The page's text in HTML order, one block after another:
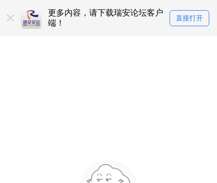
更多内容，请下载瑞安论坛客户
端！
直接打开